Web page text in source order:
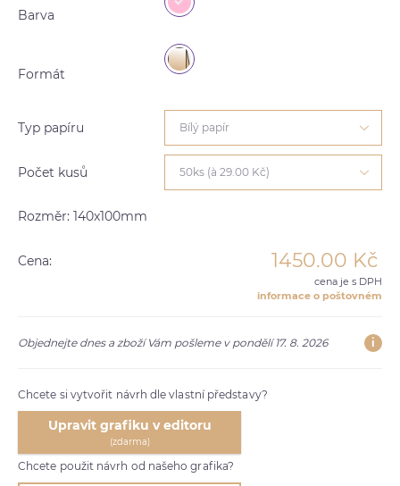
Barva
Formát
Typ papíru Bílý papír
Počet kusů 50ks (à 29.00 Kč)
Rozměr: 140x100mm
Cena: 1450.00 Kč
cena je s DPH
informace o poštovném
Objednejte dnes a zboží Vám pošleme v pondělí 17. 8. 2026 i
Chcete si vytvořit návrh dle vlastní představy?
Upravit grafiku v editoru
(zdarma)
Chcete použit návrh od našeho grafika?